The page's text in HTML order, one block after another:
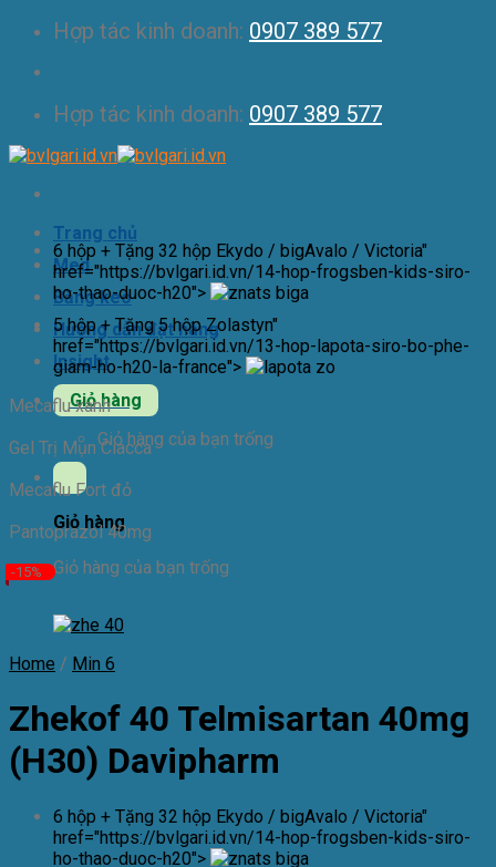
Skip
content
Hợp tác kinh doanh: 0907 389 577
Hợp tác kinh doanh: 0907 389 577
Trang chủ
Med
Băng keo
Hướng dẫn đặt hàng
Insight
Giỏ hàng
Giỏ hàng của bạn trống
Giỏ hàng
Giỏ hàng của bạn trống
6 hộp + Tặng 32 hộp Ekydo / bigAvalo / Victoria"
href="https://bvlgari.id.vn/14-hop-frogsben-kids-siro-
ho-thao-duoc-h20">
5 hộp + Tặng 5 hộp Zolastyn"
href="https://bvlgari.id.vn/13-hop-lapota-siro-bo-phe-
giam-ho-h20-la-france">
Mecaflu xanh
Gel Trị Mụn Ciacca
Mecaflu Fort đỏ
Pantoprazol 40mg
-15%
Home / Min 6
Zhekof 40 Telmisartan 40mg
(H30) Davipharm
6 hộp + Tặng 32 hộp Ekydo / bigAvalo / Victoria"
href="https://bvlgari.id.vn/14-hop-frogsben-kids-siro-
ho-thao-duoc-h20">